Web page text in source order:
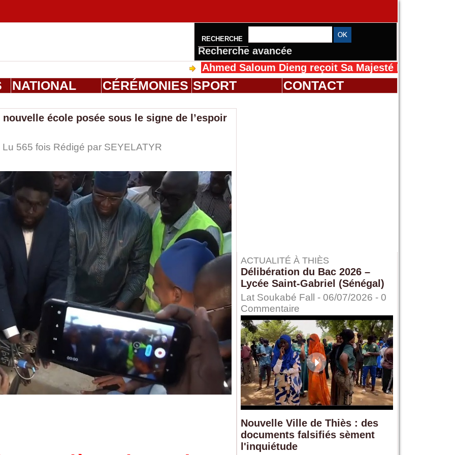
RECHERCHE
Recherche avancée
Ahmed Saloum Dieng reçoit Sa Majesté Mansah Cissé au
NATIONAL CÉRÉMONIES SPORT CONTACT
école posée sous le signe de l’espoir
565 fois Rédigé par SEYELATYR
ACTUALITÉ À THIÈS
Délibération du Bac 2026 –
Lycée Saint-Gabriel (Sénégal)
Lat Soukabé Fall - 06/07/2026 - 0
Commentaire
Nouvelle Ville de Thiès : des
documents falsifiés sèment
l'inquiétude